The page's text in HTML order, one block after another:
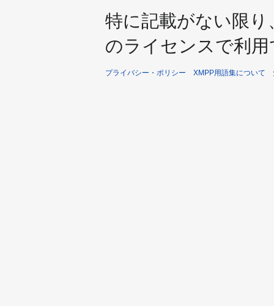
特に記載がない限り
のライセンスで利
プライバシー・ポリシー XMPP用語集について